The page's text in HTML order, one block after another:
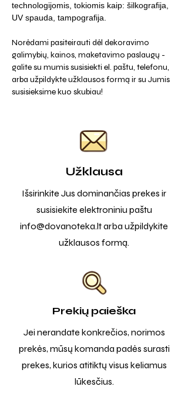
technologijomis, tokiomis kaip: šilkografija,
UV spauda, tampografija.
Norėdami pasiteirauti dėl dekoravimo
galimybių, kainos, maketavimo paslaugų -
galite su mumis susisiekti el. paštu, telefonu,
arba užpildykte užklausos formą ir su Jumis
susisieksime kuo skubiau!
Užklausa
Išsirinkite Jus dominančias prekes ir
susisiekite elektroniniu paštu
info@dovanoteka.ltarba užpildykite
užklausos formą.
Prekių paieška
Jei nerandate konkrečios, norimos
prekės, mūsų komanda padės surasti
prekes, kurios atitiktų visus keliamus
lūkesčius.